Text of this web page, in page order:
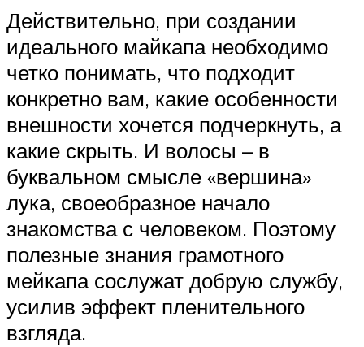
Действительно, при создании
идеального майкапа необходимо
четко понимать, что подходит
конкретно вам, какие особенности
внешности хочется подчеркнуть, а
какие скрыть. И волосы – в
буквальном смысле «вершина»
лука, своеобразное начало
знакомства с человеком. Поэтому
полезные знания грамотного
мейкапа сослужат добрую службу,
усилив эффект пленительного
взгляда.